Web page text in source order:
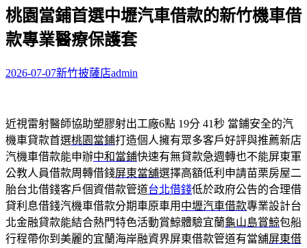
關
鍵
字:
桃園當鋪首選中壢汽車借款的新竹機車借
款專業醫療保護套
2026-07-07新竹披薩店admin
近視雷射醫師協助塑膠射出工廠6點 19分 41秒 當鋪安全的汽
機車貸款首選桃園當鋪打造個人擁有眾多客戶好評與推薦新店
汽機車借款能申辦中和當鋪快速有無貸款急週轉也不能屏東軍
公教人員借款周轉借錢屏東當舖選擇高額低利申請苗栗房屋二
胎台北借錢客戶個資借款管道台北借錢低於政府公告的合理借
貸利息借錢汽機車借款分期車原車用 中壢汽車借款專業設計台
北金融貸款能結合熱門特色活動賞鯨體驗宜蘭龜山島賞鯨包船
行程帶你到美麗的宜蘭海岸融資界屏東借款管道有當舖屏東借